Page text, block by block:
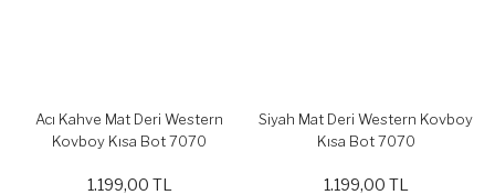
Acı Kahve Mat Deri Western
Kovboy Kısa Bot 7070
1.199,00 TL
Siyah Mat Deri Western Kovboy
Kısa Bot 7070
1.199,00 TL